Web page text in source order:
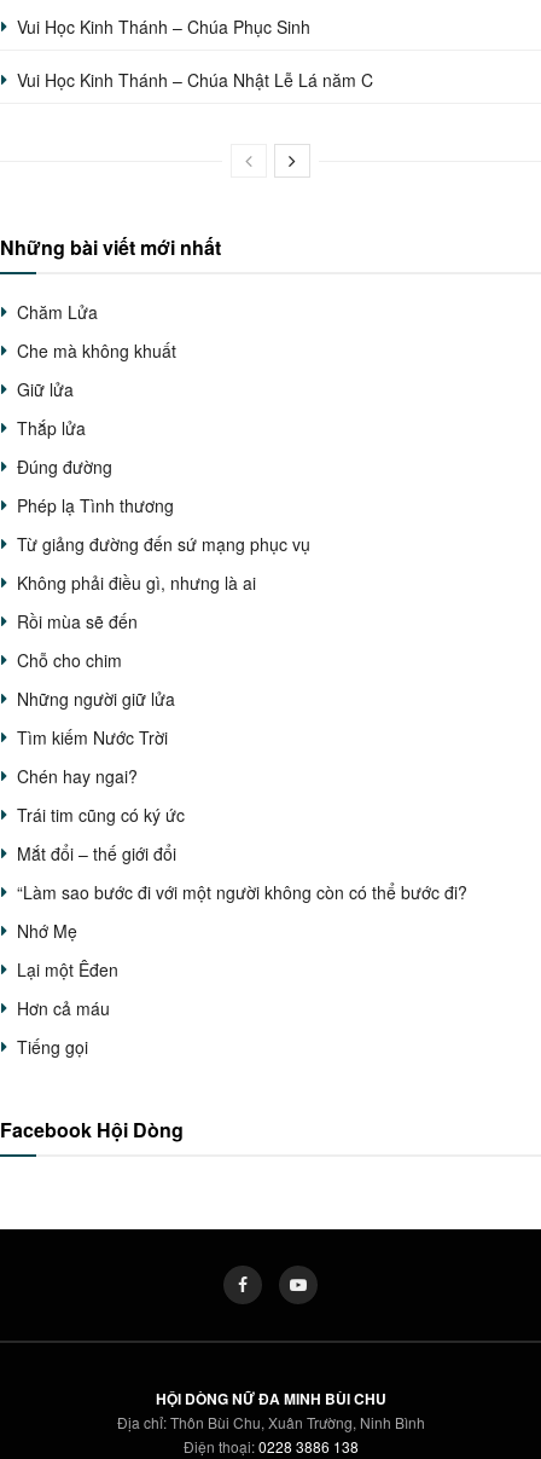
Vui Học Kinh Thánh – Chúa Phục Sinh
Vui Học Kinh Thánh – Chúa Nhật Lễ Lá năm C
Những bài viết mới nhất
Chăm Lửa
Che mà không khuất
Giữ lửa
Thắp lửa
Đúng đường
Phép lạ Tình thương
Từ giảng đường đến sứ mạng phục vụ
Không phải điều gì, nhưng là ai
Rồi mùa sẽ đến
Chỗ cho chim
Những người giữ lửa
Tìm kiếm Nước Trời
Chén hay ngai?
Trái tim cũng có ký ức
Mắt đổi – thế giới đổi
“Làm sao bước đi với một người không còn có thể bước đi?
Nhớ Mẹ
Lại một Êđen
Hơn cả máu
Tiếng gọi
Facebook Hội Dòng
HỘI DÒNG NỮ ĐA MINH BÙI CHU
Địa chỉ: Thôn Bùi Chu, Xuân Trường, Ninh Bình
Điện thoại:0228 3886 138